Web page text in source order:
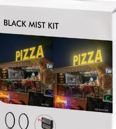
ulanzi
godox
card memorie